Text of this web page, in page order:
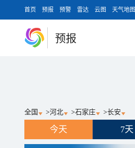
首页 预报 预警 雷达 云图 天气地图
预报
全国 >河北 >石家庄 >长安
今天 7天